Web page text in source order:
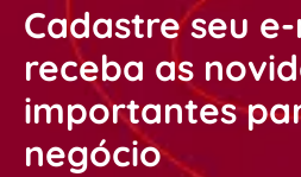
Cadastre seu
receba as
importantes
negócio